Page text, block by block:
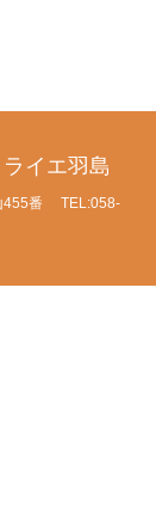
イエ羽島
455番 TEL:058-